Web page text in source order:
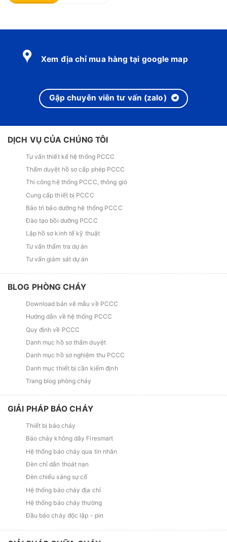
Xem địa chỉ mua hàng tại google map
Gặp chuyên viên tư vấn (zalo)
DỊCH VỤ CỦA CHÚNG TÔI
Tư vấn thiết kế hệ thống PCCC
Thẩm duyệt hồ sơ cấp phép PCCC
Thi công hệ thống PCCC, thông gió
Cung cấp thiết bị PCCC
Bảo trì bảo dưỡng hệ thống PCCC
Đào tạo bồi dưỡng PCCC
Lập hồ sơ kinh tế kỹ thuật
Tư vấn thẩm tra dự án
Tư vấn giám sát dự án
BLOG PHÒNG CHÁY
Download bản vẽ mẫu về PCCC
Hướng dẫn về hệ thống PCCC
Quy định về PCCC
Danh mục hồ sơ thẩm duyệt
Danh mục hồ sơ nghiệm thu PCCC
Danh mục thiết bị cần kiểm định
Trang blog phòng cháy
GIẢI PHÁP BÁO CHÁY
Thiết bị báo cháy
Báo cháy không dây Firesmart
Hệ thống báo cháy qua tin nhắn
Đèn chỉ dẫn thoát nạn
Đèn chiếu sáng sự cố
Hệ thống báo cháy địa chỉ
Hệ thống báo cháy thường
Đầu báo cháy độc lập - pin